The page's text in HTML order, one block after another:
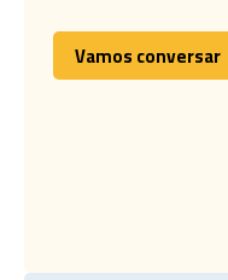
Vamos conversar
Vamos conversar